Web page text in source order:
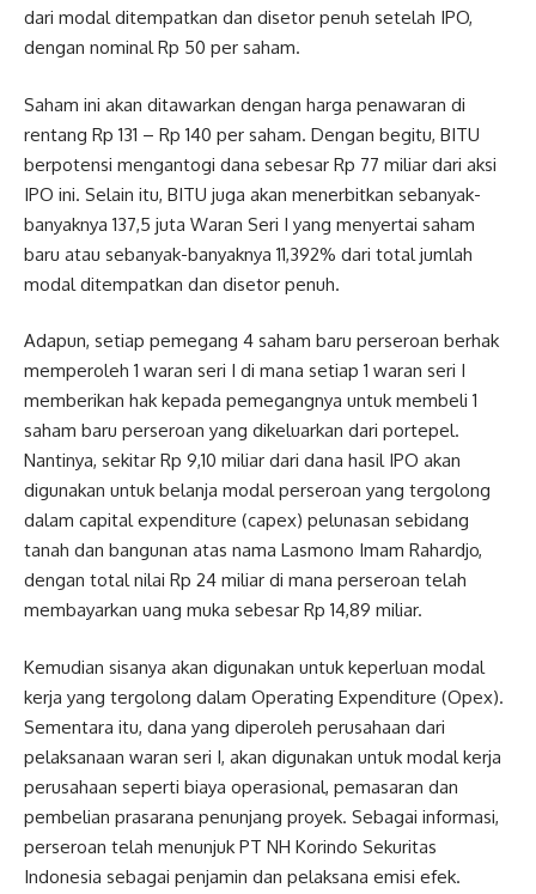
dari modal ditempatkan dan disetor penuh setelah IPO,
dengan nominal Rp 50 per saham.
Saham ini akan ditawarkan dengan harga penawaran di
rentang Rp 131 – Rp 140 per saham. Dengan begitu, BITU
berpotensi mengantogi dana sebesar Rp 77 miliar dari aksi
IPO ini. Selain itu, BITU juga akan menerbitkan sebanyak-
banyaknya 137,5 juta Waran Seri I yang menyertai saham
baru atau sebanyak-banyaknya 11,392% dari total jumlah
modal ditempatkan dan disetor penuh.
Adapun, setiap pemegang 4 saham baru perseroan berhak
memperoleh 1 waran seri I di mana setiap 1 waran seri I
memberikan hak kepada pemegangnya untuk membeli 1
saham baru perseroan yang dikeluarkan dari portepel.
Nantinya, sekitar Rp 9,10 miliar dari dana hasil IPO akan
digunakan untuk belanja modal perseroan yang tergolong
dalam capital expenditure (capex) pelunasan sebidang
tanah dan bangunan atas nama Lasmono Imam Rahardjo,
dengan total nilai Rp 24 miliar di mana perseroan telah
membayarkan uang muka sebesar Rp 14,89 miliar.
Kemudian sisanya akan digunakan untuk keperluan modal
kerja yang tergolong dalam Operating Expenditure (Opex).
Sementara itu, dana yang diperoleh perusahaan dari
pelaksanaan waran seri I, akan digunakan untuk modal kerja
perusahaan seperti biaya operasional, pemasaran dan
pembelian prasarana penunjang proyek. Sebagai informasi,
perseroan telah menunjuk PT NH Korindo Sekuritas
Indonesia sebagai penjamin dan pelaksana emisi efek.